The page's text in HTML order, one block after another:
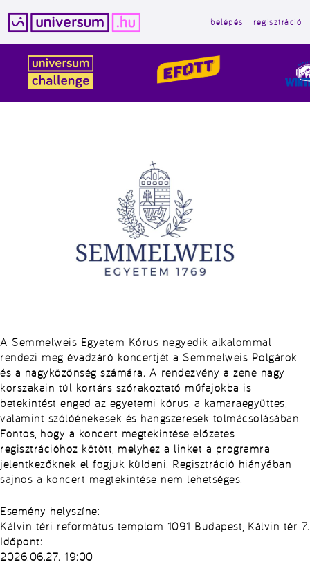
tartalomba
belépés regisztráció
A Semmelweis Egyetem Kórus negyedik alkalommal
rendezi meg évadzáró koncertjét a Semmelweis Polgárok
és a nagyközönség számára. A rendezvény a zene nagy
korszakain túl kortárs szórakoztató műfajokba is
betekintést enged az egyetemi kórus, a kamaraegyüttes,
valamint szólóénekesek és hangszeresek tolmácsolásában.
Fontos, hogy a koncert megtekintése előzetes
regisztrációhoz kötött, melyhez a linket a programra
jelentkezőknek el fogjuk küldeni. Regisztráció hiányában
sajnos a koncert megtekintése nem lehetséges.
Esemény helyszíne:
Kálvin téri református templom 1091 Budapest, Kálvin tér 7.
Időpont:
2026.06.27. 19:00